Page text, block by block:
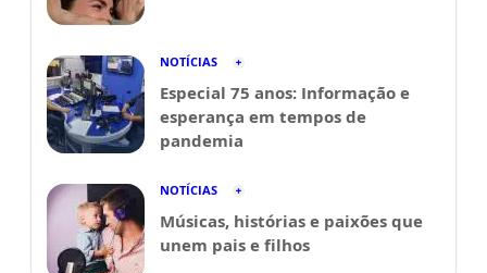
NOTÍCIAS
Especial 75 anos: Informação e
esperança em tempos de
pandemia
NOTÍCIAS
Músicas, histórias e paixões que
unem pais e filhos